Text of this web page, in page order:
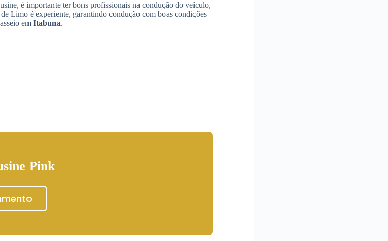
é importante ter bons profissionais na condução do veículo,
Limo é experiente, garantindo condução com boas condições
em Itabuna.
Pink